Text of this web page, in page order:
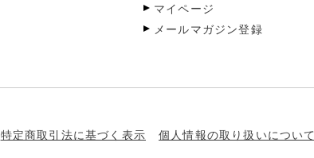
マイページ
メールマガジン登録
特定商取引法に基づく表示 個人情報の取り扱いについて